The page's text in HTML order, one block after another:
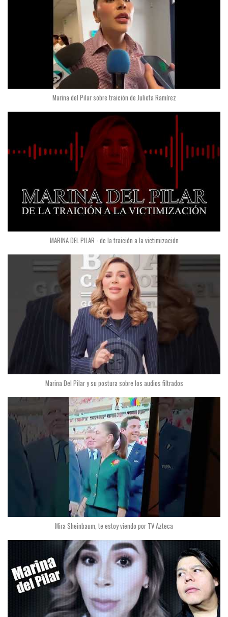
Marina del Pilar sobre traición de Julieta Ramírez
MARINA DEL PILAR - de la traición a la victimización
Marina Del Pilar y su postura sobre los audios filtrados
Mira Sheinbaum, te estoy viendo por TV Azteca